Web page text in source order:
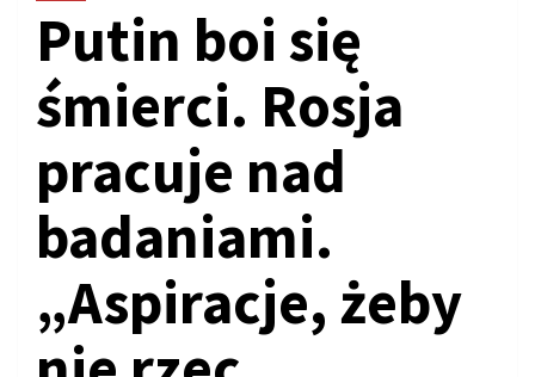
Putin boi się
śmierci. Rosja
pracuje nad
badaniami.
„Aspiracje, żeby